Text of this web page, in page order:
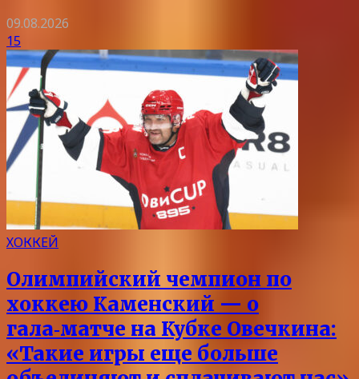
09.08.2026
15
ХОККЕЙ
Олимпийский чемпион по
хоккею Каменский — о
гала‑матче на Кубке Овечкина:
«Такие игры еще больше